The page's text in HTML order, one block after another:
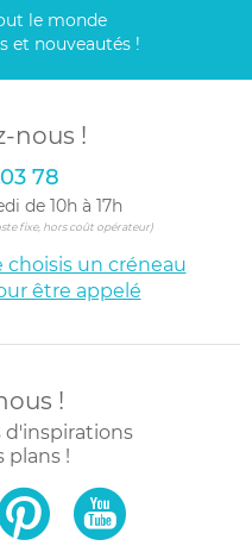
le monde
et nouveautés !
nous !
78
de 10h à 17h
fixe, hors coût opérateur)
choisis un créneau
être appelé
!
d'inspirations
plans !